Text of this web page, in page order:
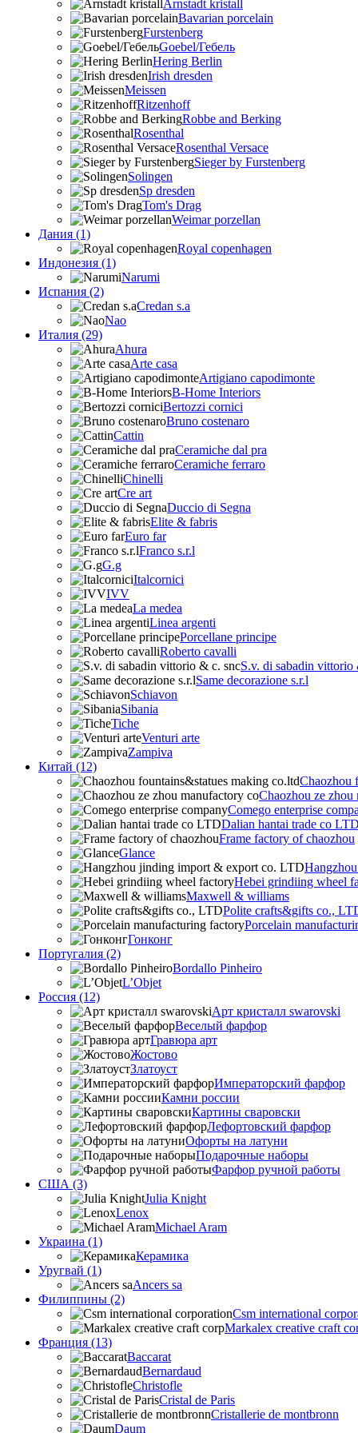
Arnstadt kristall
Bavarian porcelain
Furstenberg
Goebel/Гебель
Hering Berlin
Irish dresden
Meissen
Ritzenhoff
Robbe and Berking
Rosenthal
Rosenthal Versace
Sieger by Furstenberg
Solingen
Sp dresden
Tom's Drag
Weimar porzellan
Дания (1)
Royal copenhagen
Индонезия (1)
Narumi
Испания (2)
Credan s.a
Nao
Италия (29)
Ahura
Arte casa
Artigiano capodimonte
B-Home Interiors
Bertozzi cornici
Bruno costenaro
Cattin
Ceramiche dal pra
Ceramiche ferraro
Chinelli
Cre art
Duccio di Segna
Elite & fabris
Euro far
Franco s.r.l
G.g
Italcornici
IVV
La medea
Linea argenti
Porcellane principe
Roberto cavalli
S.v. di sabadin vittorio
Same decorazione s.r.l
Schiavon
Sibania
Tiche
Venturi arte
Zampiva
Китай (12)
Chaozhou
Chaozhou ze zhou
Comego enterprise
Dalian hantai trade co LTD
Frame factory of chaozhou
Glance
Hebei grindiing wheel
Maxwell & williams
Polite crafts&gifts co.,
Porcelain
Гонконг
Португалия (2)
Bordallo Pinheiro
L’Objet
Россия (12)
Арт кристалл swarovski
Веселый фарфор
Гравюра арт
Жостово
Златоуст
Императорский фарфор
Камни россии
Картины сваровски
Лефортовский фарфор
Офорты на латуни
Подарочные наборы
Фарфор ручной работы
США (3)
Julia Knight
Lenox
Michael Aram
Украина (1)
Керамика
Уругвай (1)
Ancers sa
Филиппины (2)
Csm international
Markalex creative craft
Франция (13)
Baccarat
Bernardaud
Christofle
Cristal de Paris
Cristallerie de montbronn
Daum